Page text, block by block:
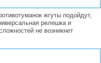
жгуты подойдут,
релешка и
не возникнет